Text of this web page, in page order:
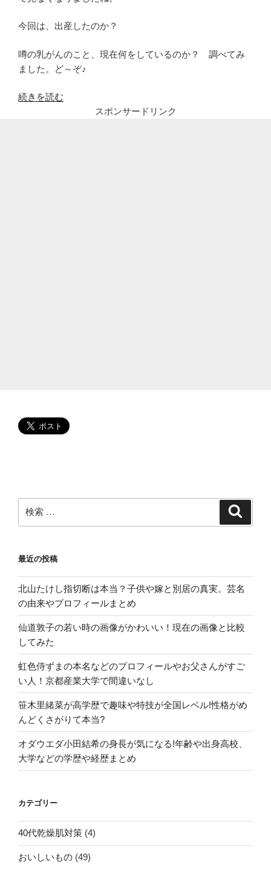
今回は、出産したのか？
噂の乳がんのこと、現在何をしているのか？ 調べてみ
ました。ど～ぞ♪
“山
ネ
ル
祖
い
ピ
ン
芸
の
続きを読む
スポンサードリンク
検
索:
最近の投稿
北山たけし指切断は本当？子供や嫁と別居の真実。芸名
の由来やプロフィールまとめ
仙道敦子の若い時の画像がかわいい！現在の画像と比較
してみた
虹色侍ずまの本名などのプロフィールやお父さんがすご
い人！京都産業大学で間違いなし
笹木里緒菜が高学歴で趣味や特技が全国レベル!性格がめ
んどくさがりて本当?
オダウエダ小田結希の身長が気になる!年齢や出身高校、
大学などの学歴や経歴まとめ
カテゴリー
40代乾燥肌対策 (4)
おいしいもの (49)